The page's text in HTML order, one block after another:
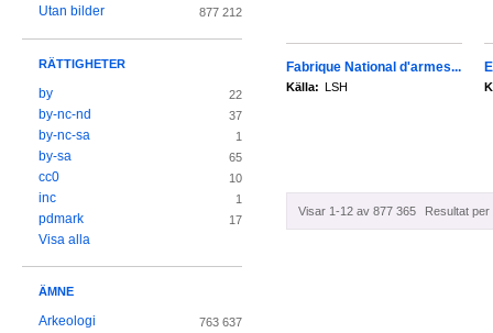
Fabrique National d'armes...
Källa: LSH
Visar 1-12 av 877 365 Resultat per
Utan bilder 877 212
RÄTTIGHETER
by 22
by-nc-nd 37
by-nc-sa 1
by-sa 65
cc0 10
inc 1
pdmark 17
Visa alla
ÄMNE
Arkeologi 763 637